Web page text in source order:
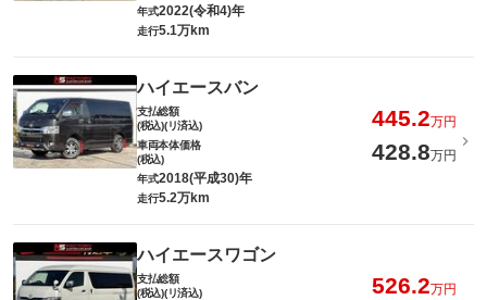
年式2022(令和4)年
走行5.1万km
ハイエースバン
支払総額
(税込)(リ済込)
445.2万円
車両本体価格
(税込)
428.8万円
年式2018(平成30)年
走行5.2万km
ハイエースワゴン
支払総額
(税込)(リ済込)
526.2万円